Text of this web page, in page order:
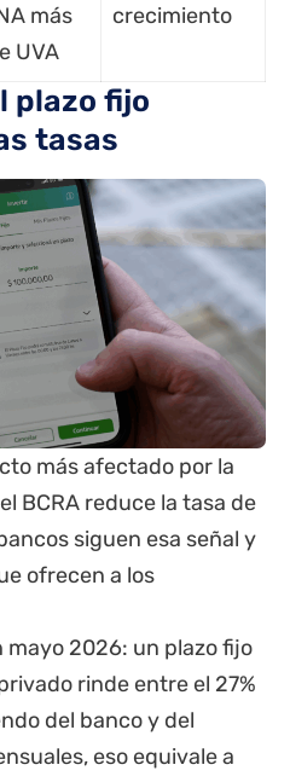
más
UVA
crecimiento
plazo fijo
tasas
más afectado por la
BCRA reduce la tasa de
siguen esa señal y
ofrecen a los
2026: un plazo fijo
rinde entre el 27%
del banco y del
eso equivale a